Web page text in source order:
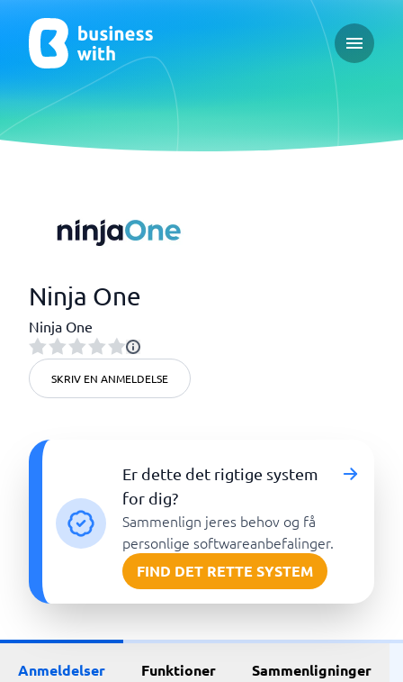
Open
Ninja One
Ninja One
SKRIV EN ANMELDELSE
Er dette det rigtige system
for dig?
Sammenlign jeres behov og få
personlige softwareanbefalinger.
FIND DET RETTE SYSTEM
Anmeldelser Funktioner Sammenligninger